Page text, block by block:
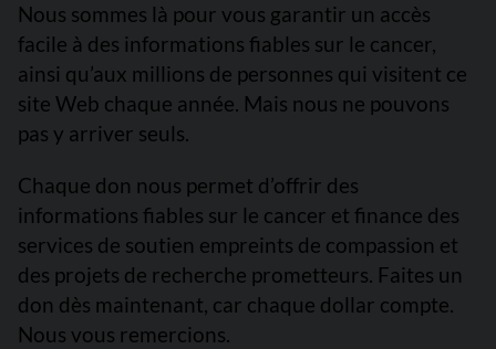
Nous sommes là pour vous garantir un accès
facile à des informations fiables sur le cancer,
ainsi qu’aux millions de personnes qui visitent ce
site Web chaque année. Mais nous ne pouvons
pas y arriver seuls.
Chaque don nous permet d’offrir des
informations fiables sur le cancer et finance des
services de soutien empreints de compassion et
des projets de recherche prometteurs. Faites un
don dès maintenant, car chaque dollar compte.
Nous vous remercions.